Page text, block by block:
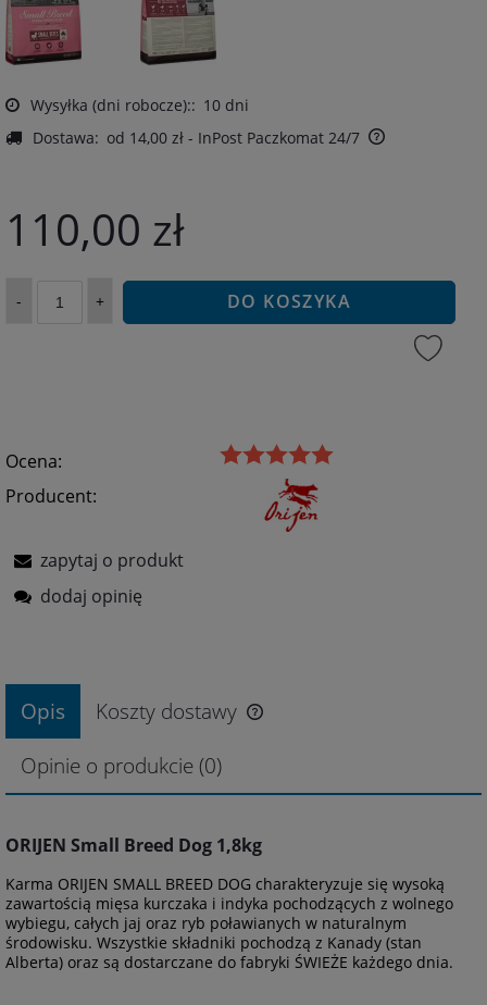
Wysyłka (dni robocze):: 10 dni
Dostawa: od 14,00 zł - InPost Paczkomat 24/7
110,00 zł
- + DO KOSZYKA
Ocena:
Producent:
zapytaj o produkt
dodaj opinię
Opis
Koszty dostawy
Opinie o produkcie (0)
ORIJEN Small Breed Dog 1,8kg
Karma ORIJEN SMALL BREED DOG charakteryzuje się wysoką
zawartością mięsa kurczaka i indyka pochodzących z wolnego
wybiegu, całych jaj oraz ryb poławianych w naturalnym
środowisku. Wszystkie składniki pochodzą z Kanady (stan
Alberta) oraz są dostarczane do fabryki ŚWIEŻE każdego dnia.